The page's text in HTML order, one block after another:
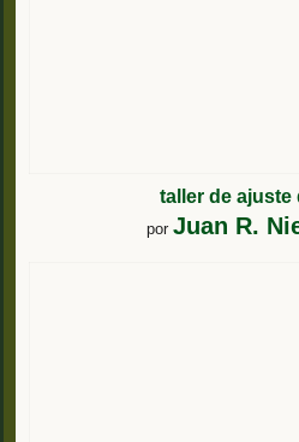
taller de ajuste
por Juan R.